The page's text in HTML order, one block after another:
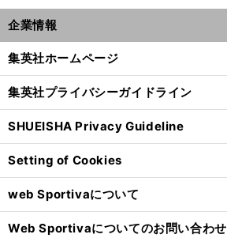
企業情報
集英社ホームページ
集英社プライバシーガイドライン
SHUEISHA Privacy Guideline
Setting of Cookies
web Sportivaについて
Web Sportivaについてのお問い合わせ